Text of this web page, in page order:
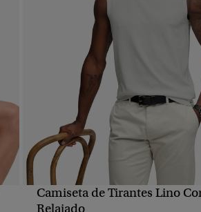
Camiseta de Tirantes Lino
Relajado